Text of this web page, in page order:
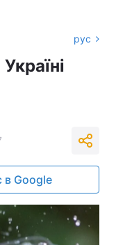
рус
в Google